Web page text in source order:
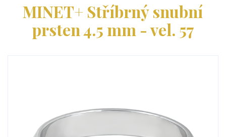
MINET+ Stříbrný snubní
prsten 4.5 mm - vel. 57